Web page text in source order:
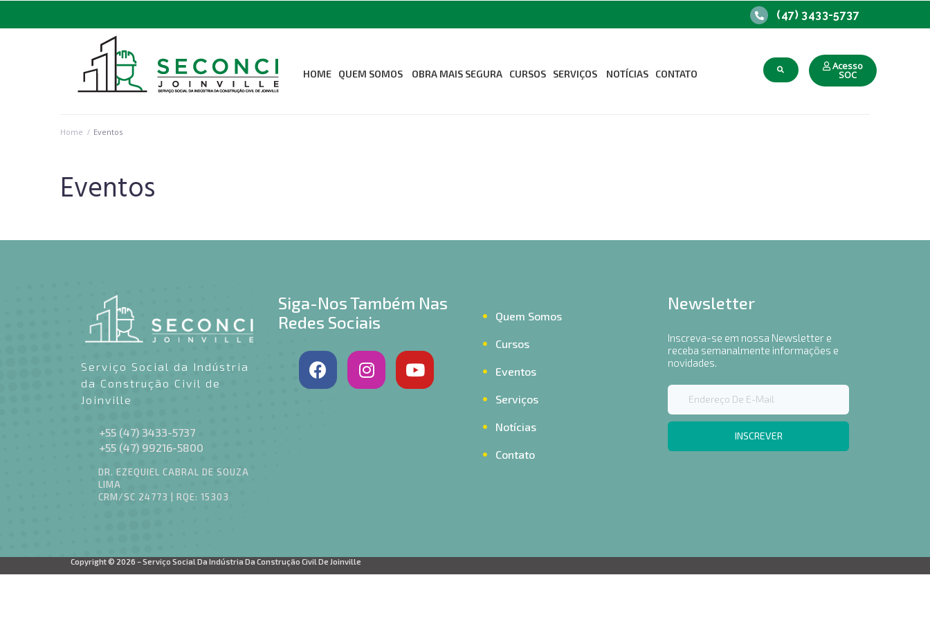
(47) 3433-5737
HOME QUEM SOMOS OBRA MAIS SEGURA CURSOS SERVIÇOS NOTÍCIAS CONTATO
Acesso
SOC
Home / Eventos
Eventos
Serviço Social da Indústria
da Construção Civil de
Joinville
+55 (47) 3433-5737
+55 (47) 99216-5800
DR. EZEQUIEL CABRAL DE SOUZA
LIMA
CRM/SC 24773 | RQE: 15303
Siga-Nos Também Nas
Redes Sociais
Quem Somos
Cursos
Eventos
Serviços
Notícias
Contato
Newsletter
Inscreva-se em nossa Newsletter e
receba semanalmente informações e
novidades.
INSCREVER
Copyright © 2026 – Serviço Social Da Indústria Da Construção Civil De Joinville